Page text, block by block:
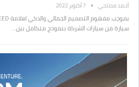
أحمد مصلحي 7 أكتوبر 2022
سيارة من سيارات الشركة بنموذج متكامل بين…